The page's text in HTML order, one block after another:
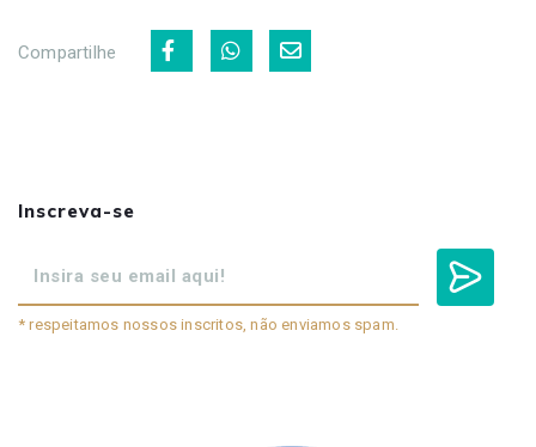
Compartilhe
Inscreva-se
* respeitamos nossos inscritos, não enviamos spam.